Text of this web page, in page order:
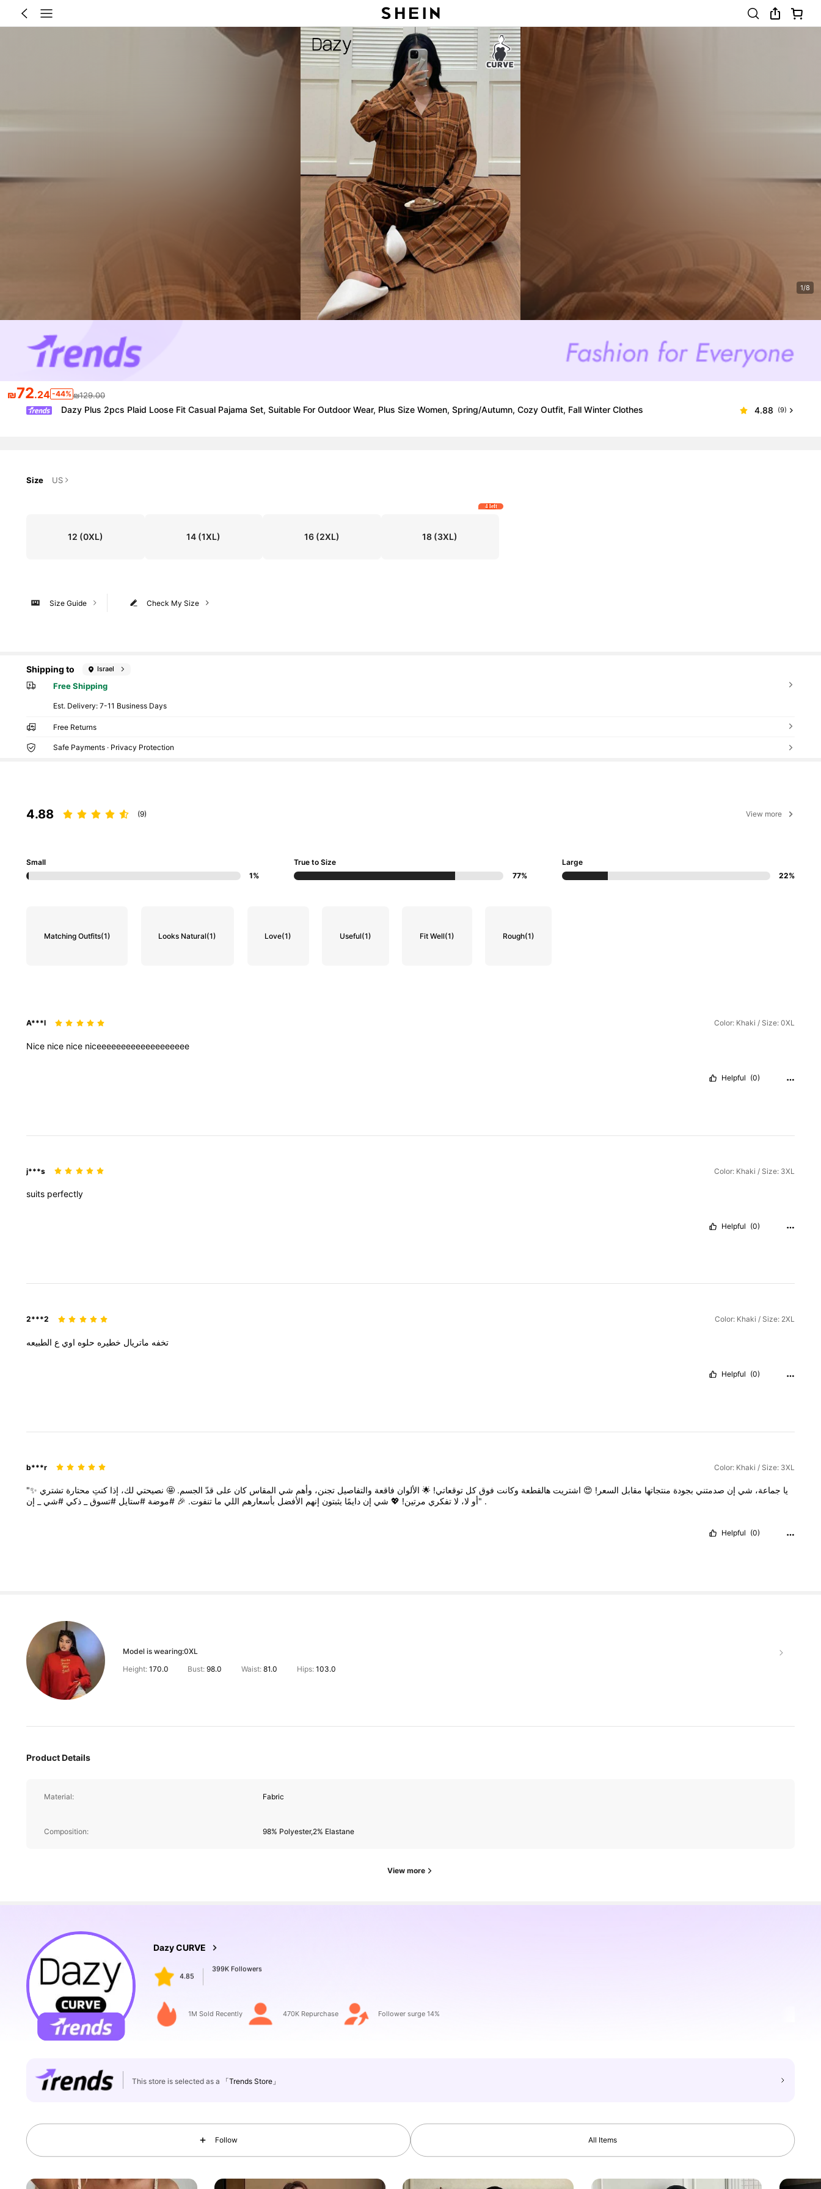
1/8
₪72.24 -44% ₪129.00
Dazy Plus 2pcs Plaid Loose Fit Casual Pajama Set, Suitable For Outdoor Wear, Plus Size Women, Spring/Autumn, Cozy Outfit, Fall Winter Clothes 4.88 (9)
Size US
12 (0XL) 14 (1XL) 16(2XL) 18 (3XL)
4 left
Check My Size
Size Guide
Shipping to Israel
Free Shipping
​Est. Delivery:7-11 Business Days
Free Returns
Safe Payments · Privacy Protection
4.88 (9) View more
Small
1%
True to Size
77%
Large
22%
Matching Outfits(1) Looks Natural(1) Love(1) Useful(1) Fit Well(1) Rough(1)
A***l Color: Khaki / Size: 0XL
Nice nice nice niceeeeeeeeeeeeeeeeeee
Helpful (0)
j***s Color: Khaki / Size: 3XL
suits perfectly
Helpful (0)
2***2 Color: Khaki / Size: 2XL
تخفه ماتريال خطيره حلوه اوي ع الطبيعه
Helpful (0)
b***r Color: Khaki / Size: 3XL
"✨ يا جماعة، شي إن صدمتني بجودة منتجاتها مقابل السعر! 😍 اشتريت هالقطعة وكانت فوق كل توقعاتي! 🌟 الألوان فاقعة والتفاصيل تجنن، وأهم شي المقاس كان على قدّ الجسم. 🤩 نصيحتي لك، إذا كنتِ محتارة تشتري
أو لا، لا تفكري مرتين! 💖 شي إن دايمًا يثبتون إنهم الأفضل بأسعارهم اللي ما تنفوت. 🎉 #موضة #ستايل #تسوق ذكي #شي إن" .
Helpful (0)
Model is wearing:0XL
Height: 170.0 Bust:98.0 Waist: 81.0 Hips: 103.0
Product Details
Material: Fabric
Composition: 98% Polyester,2% Elastane
View more
Dazy CURVE
4.85
l***2
399K Followers
1M Sold Recently 470K Repurchase Follower surge 14%
This store is selected as a 「Trends Store」
Follow All Items